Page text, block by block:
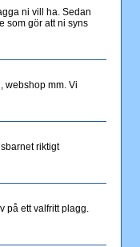
ni vill ha. Sedan
som gör att ni syns
webshop mm. Vi
riktigt
på ett valfritt plagg.